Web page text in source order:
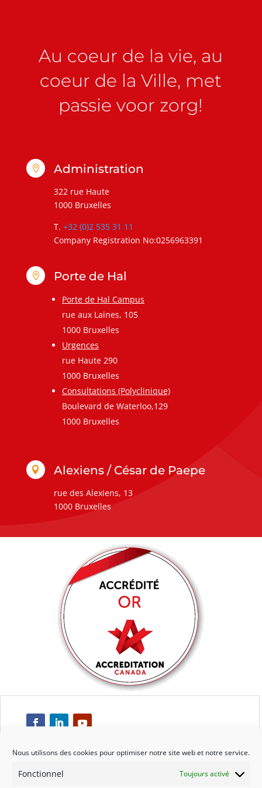
Nous utilisons des cookies pour optimiser notre site web et notre service.
Fonctionnel Toujours activé
Au coeur de la vie, au
coeur de la Ville, met
passie voor zorg!
 Administration
322 rue Haute
1000 Bruxelles
T. +32 (0)2 535 31 11
Company Registration No:0256963391
 Porte de Hal
Porte de Hal Campus
rue aux Laines, 105
1000 Bruxelles
Urgences
rue Haute 290
1000 Bruxelles
Consultations (Polyclinique)
Boulevard de Waterloo,129
1000 Bruxelles
 Alexiens / César de Paepe
rue des Alexiens, 13
1000 Bruxelles
Respect